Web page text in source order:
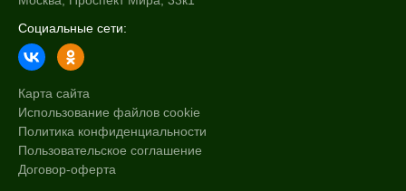
Социальные сети:
Карта сайта
Использование файлов cookie
Политика конфиденциальности
Пользовательское соглашение
Договор-оферта